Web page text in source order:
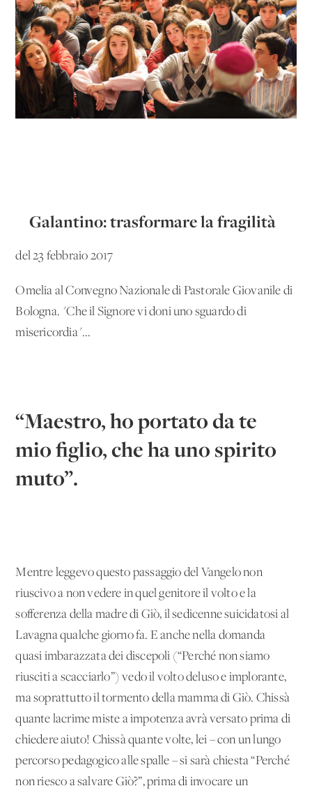
Galantino: trasformare la fragilità
del 23 febbraio 2017
Omelia al Convegno Nazionale di Pastorale Giovanile di
Bologna. "Che il Signore vi doni uno sguardo di
misericordia"...
“Maestro, ho portato da te
mio figlio, che ha uno spirito
muto”.
Mentre leggevo questo passaggio del Vangelo non
riuscivo a non vedere in quel genitore il volto e la
sofferenza della madre di Giò, il sedicenne suicidatosi al
Lavagna qualche giorno fa. E anche nella domanda
quasi imbarazzata dei discepoli (“Perché non siamo
riusciti a scacciarlo”) vedo il volto deluso e implorante,
ma soprattutto il tormento della mamma di Giò. Chissà
quante lacrime miste a impotenza avrà versato prima di
chiedere aiuto! Chissà quante volte, lei – con un lungo
percorso pedagogico alle spalle – si sarà chiesta “Perché
non riesco a salvare Giò?”, prima di invocare un